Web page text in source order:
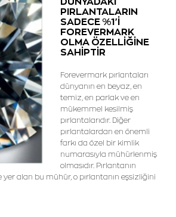
PIRLANTALARIN
SADECE %1'İ
FOREVERMARK
OLMA ÖZELLİĞİNE
SAHİPTİR
Forevermark pırlantaları
dünyanın en beyaz, en
temiz, en parlak ve en
mükemmel kesilmiş
pırlantalarıdır. Diğer
pırlantalardan en önemli
farkı da özel bir kimlik
numarasıyla mühürlenmiş
olmasıdır. Pırlantanın
alan bu mühür, o pırlantanın eşsizliğini